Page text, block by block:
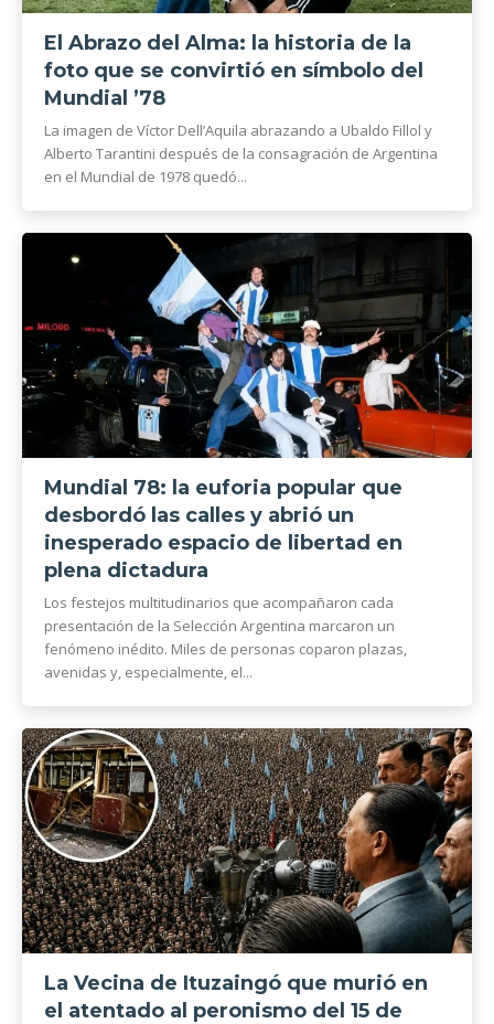
El Abrazo del Alma: la historia de la
foto que se convirtió en símbolo del
Mundial ’78
La imagen de Víctor Dell’Aquila abrazando a Ubaldo Fillol y
Alberto Tarantini después de la consagración de Argentina
en el Mundial de 1978 quedó...
Mundial 78: la euforia popular que
desbordó las calles y abrió un
inesperado espacio de libertad en
plena dictadura
Los festejos multitudinarios que acompañaron cada
presentación de la Selección Argentina marcaron un
fenómeno inédito. Miles de personas coparon plazas,
avenidas y, especialmente, el...
La Vecina de Ituzaingó que murió en
el atentado al peronismo del 15 de